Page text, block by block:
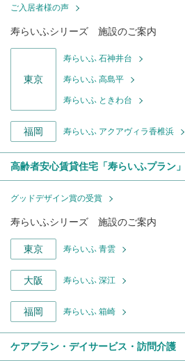
ご入居者様の声
寿らいふシリーズ 施設のご案内
東京
寿らいふ 石神井台
寿らいふ 高島平
寿らいふ ときわ台
福岡 寿らいふ アクアヴィラ香椎浜
高齢者安心賃貸住宅「寿らいふプラン」
グッドデザイン賞の受賞
寿らいふシリーズ 施設のご案内
東京 寿らいふ 青雲
大阪 寿らいふ 深江
福岡 寿らいふ 箱崎
ケアプラン・デイサービス・訪問介護